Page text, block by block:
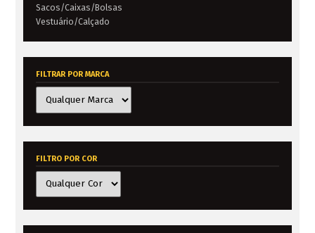
Sacos/Caixas/Bolsas
Vestuário/Calçado
FILTRAR POR MARCA
FILTRO POR COR